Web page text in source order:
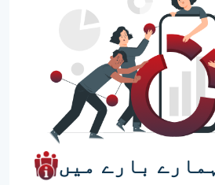
ہمارے بارے میں